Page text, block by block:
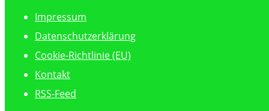
Impressum
Datenschutzerklärung
Cookie-Richtlinie (EU)
Kontakt
RSS-Feed